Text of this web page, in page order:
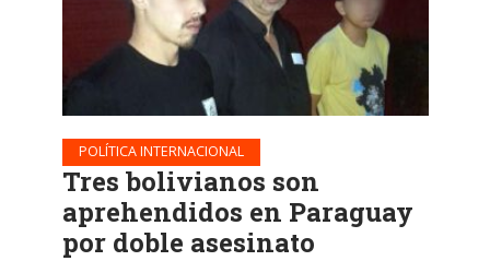
POLÍTICA INTERNACIONAL
Tres bolivianos son
aprehendidos en Paraguay
por doble asesinato